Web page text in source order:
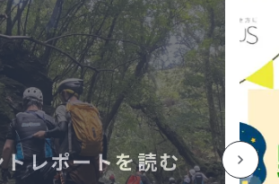
トレポートを読む